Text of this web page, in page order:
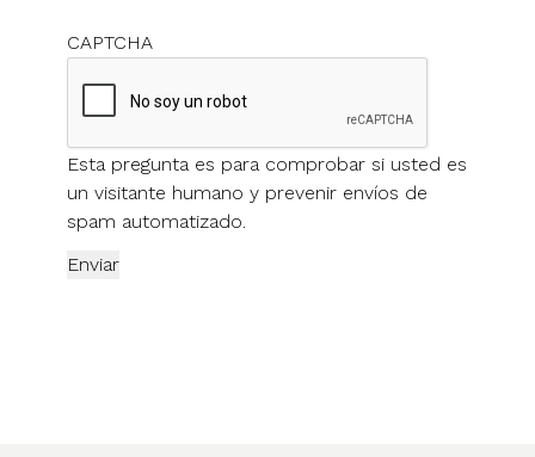
CAPTCHA
Esta pregunta es para comprobar si usted es
un visitante humano y prevenir envíos de
spam automatizado.